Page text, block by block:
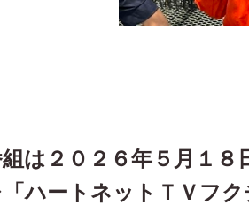
は２０２６年５月１８
ハートネットＴＶフ